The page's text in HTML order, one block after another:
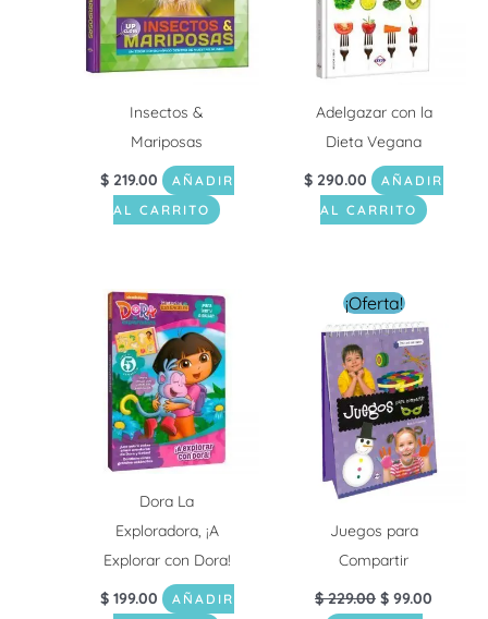
Insectos &
Mariposas
$219.00
AÑADIR
AL CARRITO
Adelgazar con la
Dieta Vegana
$ 290.00
AÑADIR
AL CARRITO
Dora La
Exploradora, ¡A
Explorar con Dora!
$199.00
AÑADIR
¡Oferta!
Juegos para
Compartir
$229.00
El
precio
original
era:
$ 229.00.
$ 99.00